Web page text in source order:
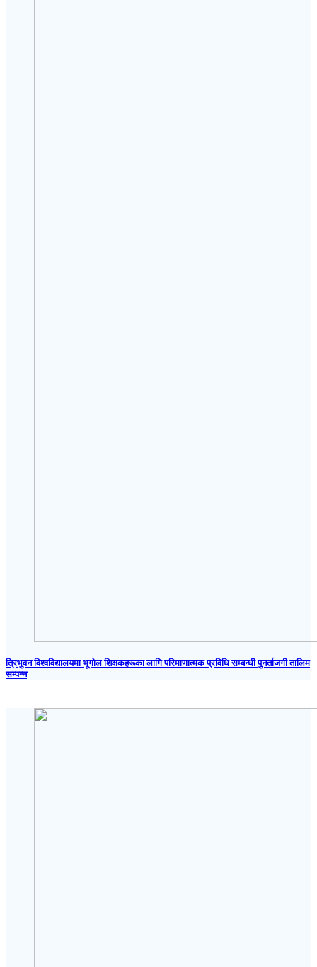
त्रिभुवन विश्वविद्यालयमा भूगोल शिक्षकहरूका लागि परिमाणात्मक प्रविधि सम्बन्धी पुनर्ताजगी तालिम
सम्पन्न